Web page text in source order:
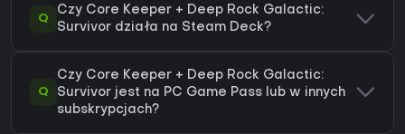
Q
Czy Core Keeper + Deep Rock Galactic:
Survivor działa na Steam Deck?
Q
Czy Core Keeper + Deep Rock Galactic:
Survivor jest na PC Game Pass lub w innych
subskrypcjach?